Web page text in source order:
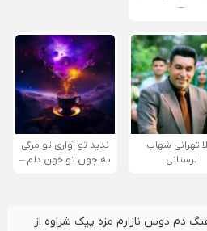
–
تهرانی شهاب
لرستانی
ندید تو آواری تو مرگی
به جون تو خون دلم –
دم دوس نازارم مزه پیک شراوه از